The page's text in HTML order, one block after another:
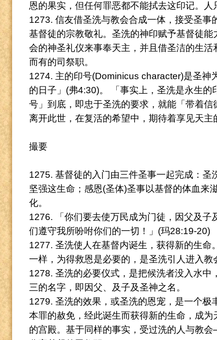
恩的果实，但任何罪恶都不能拭去这印记。
人
1273. 信友借圣洗与教会合成一体，接受圣事
基督徒的宗教敬礼。圣洗的神印赋予基督徒
会的神圣礼仪来事奉天主，并且借圣洁的生
而有的司祭职。
1274. 主的印号(Dominicus character)是圣神
的日子」(弗4:30)。
「事实上，圣洗是永生的
号」到底，即忠于圣洗的要求，就能「带着
离开此世，在复活的希望中，期待着享见天主
撮要
1275. 基督徒的入门由三件圣事一起完成：圣
坚强这生命；感恩(圣体)圣事以基督的体血来
化。
1276. 「你们要去使万民成为门徒，因父及子
们遵守我所吩咐你们的一切！」(玛28:19-20)
1277. 圣洗使人在基督内诞生，获得新的生命
一样，为得救恩是必要的，是圣洗引人进入教
1278. 圣洗的必要仪式，是把候洗者没入水中
三的名字，即因父、及子及圣神之名。
1279. 圣洗的效果，或圣洗的恩宠，是一个极
本罪的赦免，经此诞生而获得新的生命，成
的宫殿。基于同样的事实，受过洗的人与教